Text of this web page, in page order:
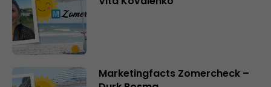
Marketingfacts Zomercheck –